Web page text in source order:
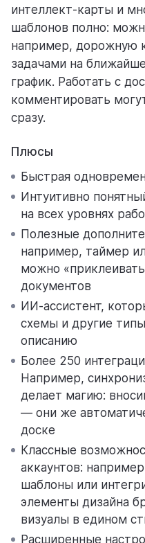
интеллект-карты и
шаблонов полно:
например, дорожную
задачами на
график. Работать с
комментировать
сразу.
Плюсы
Быстрая
Интуитивно
на всех уровнях
Полезные
например, таймер
можно
документов
ИИ-ассистент,
схемы и другие
описанию
Более 250
Например,
делает магию:
— они же
доске
Классные
аккаунтов:
шаблоны или
элементы дизайна
визуалы в едином
Расширенные